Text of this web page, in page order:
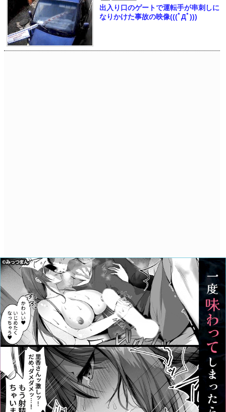
出入り口のゲートで運転手が串刺しに
なりかけた事故の映像(((ﾟДﾟ)))